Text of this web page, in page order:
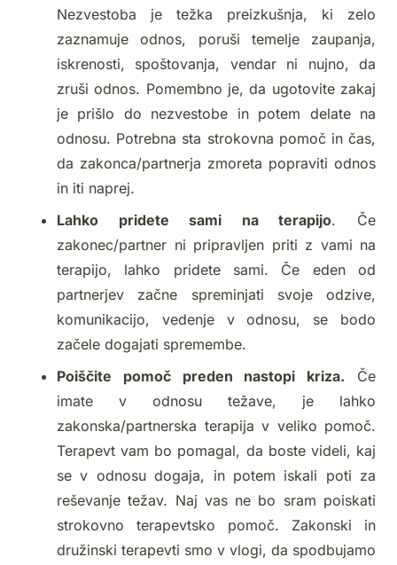
Nezvestoba je težka preizkušnja, ki zelo
zaznamuje odnos, poruši temelje zaupanja,
iskrenosti, spoštovanja, vendar ni nujno, da
zruši odnos. Pomembno je, da ugotovite zakaj
je prišlo do nezvestobe in potem delate na
odnosu. Potrebna sta strokovna pomoč in čas,
da zakonca/partnerja zmoreta popraviti odnos
in iti naprej.
Lahko pridete sami na terapijo. Če
zakonec/partner ni pripravljen priti z vami na
terapijo, lahko pridete sami. Če eden od
partnerjev začne spreminjati svoje odzive,
komunikacijo, vedenje v odnosu, se bodo
začele dogajati spremembe.
Poiščite pomoč preden nastopi kriza. Če
imate v odnosu težave, je lahko
zakonska/partnerska terapija v veliko pomoč.
Terapevt vam bo pomagal, da boste videli, kaj
se v odnosu dogaja, in potem iskali poti za
reševanje težav. Naj vas ne bo sram poiskati
strokovno terapevtsko pomoč. Zakonski in
družinski terapevti smo v vlogi, da spodbujamo